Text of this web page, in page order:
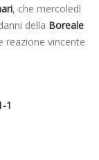
, che mercoledì
della Boreale
reazione vincente
1